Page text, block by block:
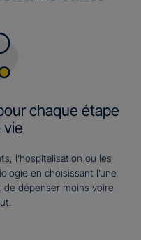
chaque étape
vie
l’hospitalisation ou les
en choisissant l’une
dépenser moins voire